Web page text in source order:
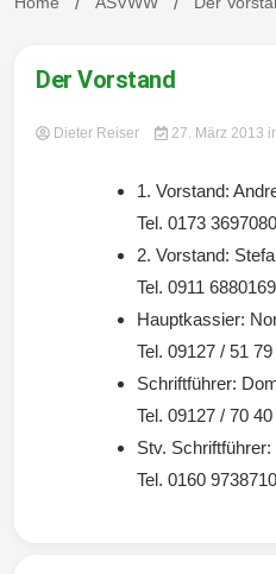
Der Vorstand
Dieter Reiser 27. März 2013
1. Vorstand:
Tel. 0173 3697080
2. Vorstand:
Tel. 0911 6880169
Hauptkassier:
Tel. 09127 / 51 79
Schriftführer:
Tel. 09127 / 70
Stv.
Tel. 0160